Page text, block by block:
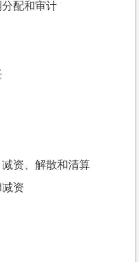
配和审计
资、解散和清算
资